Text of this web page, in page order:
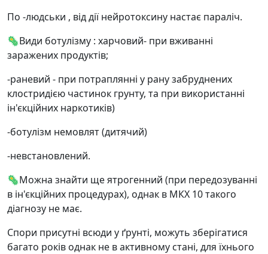
По -людськи , від дії нейротоксину настає параліч.
🦠Види ботулізму : харчовий- при вживанні
заражених продуктів;
-раневий - при потраплянні у рану забруднених
клостридією частинок грунту, та при використанні
ін'єкційних наркотиків)
-ботулізм немовлят (дитячий)
-невстановлений.
🦠Можна знайти ще ятрогенний (при передозуванні
в ін'єкційних процедурах), однак в МКХ 10 такого
діагнозу не має.
Спори присутні всюди у ґрунті, можуть зберігатися
багато років однак не в активному стані, для їхнього